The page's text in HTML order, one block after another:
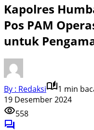
Kapolres
Pos PAM
untuk
By : Redaksi
1 min
19 Desember 2024
558